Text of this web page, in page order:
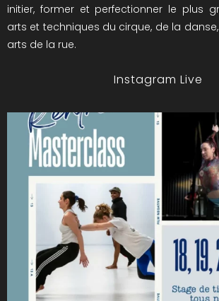
initier, former et perfectionner le plus
arts et techniques du cirque, de la
arts de la rue.
Instagram Live